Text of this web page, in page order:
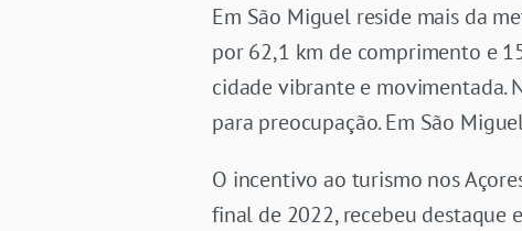
Em São Miguel reside mais da
por 62,1 km de comprimento e
cidade vibrante e movimentada.
para preocupação. Em São
O incentivo ao turismo nos
final de 2022, recebeu destaque